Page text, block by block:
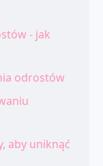
- jak
odrostów
aby uniknąć